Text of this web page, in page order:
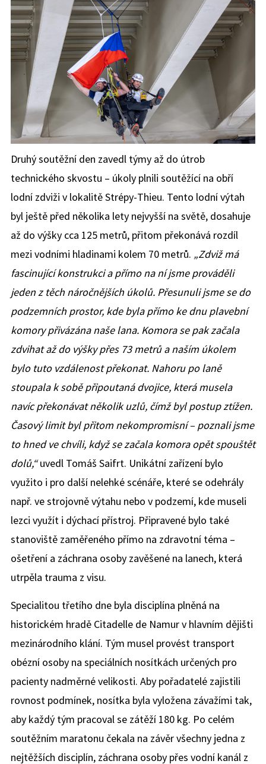
Druhý soutěžní den zavedl týmy až do útrob
technického skvostu – úkoly plnili soutěžící na obří
lodní zdviži v lokalitě Strépy-Thieu. Tento lodní výtah
byl ještě před několika lety nejvyšší na světě, dosahuje
až do výšky cca 125 metrů, přitom překonává rozdíl
mezi vodními hladinami kolem 70 metrů. „Zdviž má
fascinující konstrukci a přímo na ní jsme prováděli
jeden z těch náročnějších úkolů. Přesunuli jsme se do
podzemních prostor, kde byla přímo ke dnu plavební
komory přivázána naše lana. Komora se pak začala
zdvihat až do výšky přes 73 metrů a naším úkolem
bylo tuto vzdálenost překonat. Nahoru po laně
stoupala k sobě připoutaná dvojice, která musela
navíc překonávat několik uzlů, čímž byl postup ztížen.
Časový limit byl přitom nekompromisní – poznali jsme
to hned ve chvíli, když se začala komora opět spouštět
dolů,“uvedl Tomáš Saifrt. Unikátní zařízení bylo
využito i pro další nelehké scénáře, které se odehrály
např. ve strojovně výtahu nebo v podzemí, kde museli
lezci využít i dýchací přístroj. Připravené bylo také
stanoviště zaměřeného přímo na zdravotní téma –
ošetření a záchrana osoby zavěšené na lanech, která
utrpěla trauma z visu.
Specialitou třetího dne byla disciplína plněná na
historickém hradě Citadelle de Namur v hlavním dějišti
mezinárodního klání. Tým musel provést transport
obézní osoby na speciálních nosítkách určených pro
pacienty nadměrné velikosti. Aby pořadatelé zajistili
rovnost podmínek, nosítka byla vyložena závažími tak,
aby každý tým pracoval se zátěží 180 kg. Po celém
soutěžním maratonu čekala na závěr všechny jedna z
nejtěžších disciplín, záchrana osoby přes vodní kanál z